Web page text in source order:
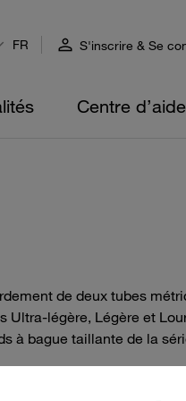
FR S'inscrire & Se
Centre d’aide
de deux tubes
Ultra-légère, Légère et
à bague taillante de la